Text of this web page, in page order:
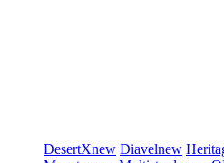
DesertXnew Diavelnew